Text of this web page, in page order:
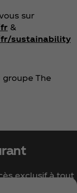
sur
&
sustainability
groupe The
exclusif à tout